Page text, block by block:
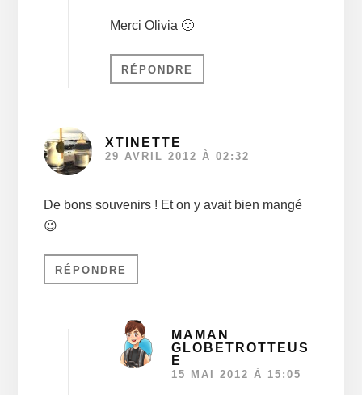
Merci Olivia 🙂
RÉPONDRE
XTINETTE
29 AVRIL 2012 À 02:32
De bons souvenirs ! Et on y avait bien mangé
😉
RÉPONDRE
MAMAN
GLOBETROTTEUS
E
15 MAI 2012 À 15:05